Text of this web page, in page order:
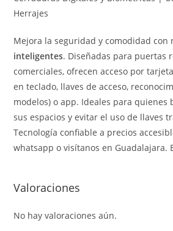
Herrajes
Mejora la seguridad y comodidad
inteligentes. Diseñadas para puertas
comerciales, ofrecen acceso por
en teclado, llaves de acceso,
modelos) o app. Ideales para quienes
sus espacios y evitar el uso de llaves
Tecnología confiable a precios
whatsapp o visítanos en Guadalajara.
Valoraciones
No hay valoraciones aún.